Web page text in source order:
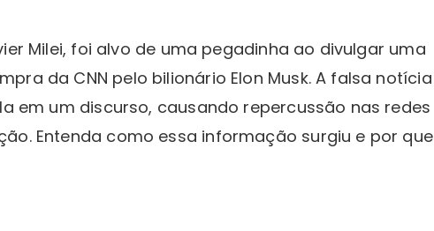
Milei, foi alvo de uma pegadinha ao divulgar uma
da CNN pelo bilionário Elon Musk. A falsa notícia
em um discurso, causando repercussão nas redes
Entenda como essa informação surgiu e por que